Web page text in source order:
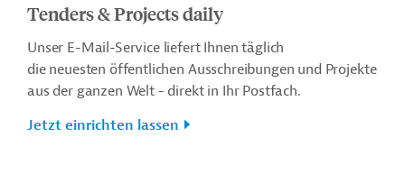
Tenders & Projects daily
Unser E-Mail-Service liefert Ihnen täglich
die neuesten öffentlichen Ausschreibungen und Projekte
aus der ganzen Welt - direkt in Ihr Postfach.
Jetzt einrichten lassen